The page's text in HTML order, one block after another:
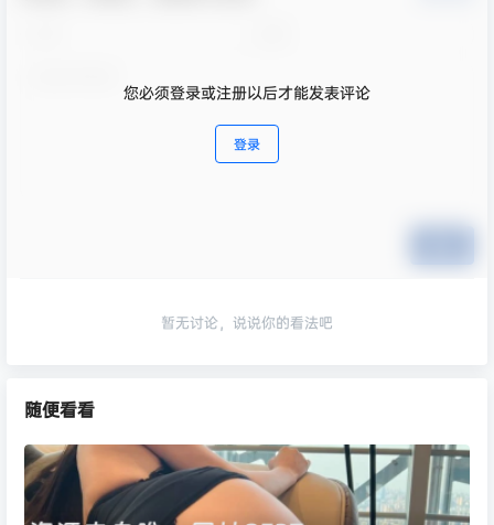
您必须登录或注册以后才能发表评论
登录
暂无讨论，说说你的看法吧
随便看看